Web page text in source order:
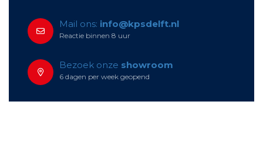
Mail ons: info@kpsdelft.nl
Reactie binnen 8 uur
Bezoek onze showroom
6 dagen per week geopend